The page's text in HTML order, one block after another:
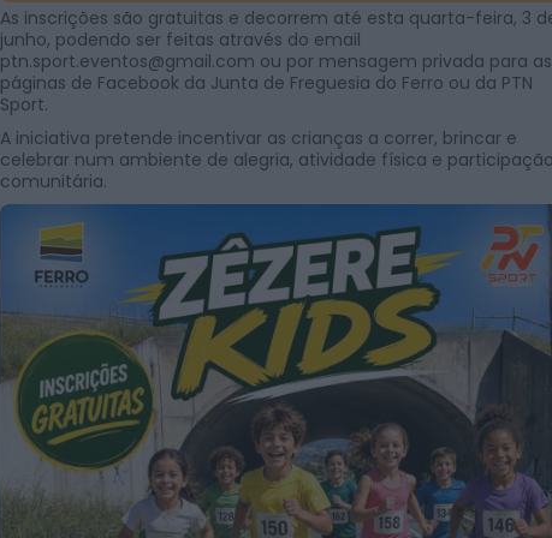
As inscrições são gratuitas e decorrem até esta quarta-feira, 3
junho, podendo ser feitas através do email
ptn.sport.eventos@gmail.com ou por mensagem privada para as
páginas de Facebook da Junta de Freguesia do Ferro ou da PTN
Sport.
A iniciativa pretende incentivar as crianças a correr, brincar e
celebrar num ambiente de alegria, atividade física e
comunitária.